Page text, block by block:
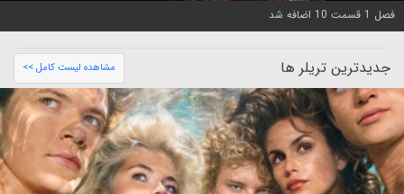
فصل 1 قسمت 10 اضافه شد
جدیدترین تریلر ها مشاهده لیست کامل >>